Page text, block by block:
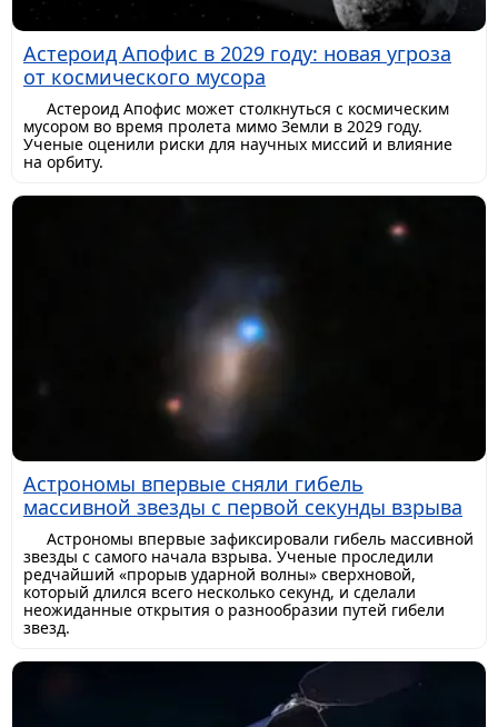
Астероид Апофис в 2029 году: новая угроза
от космического мусора
Астероид Апофис может столкнуться с космическим
мусором во время пролета мимо Земли в 2029 году.
Ученые оценили риски для научных миссий и влияние
на орбиту.
Астрономы впервые сняли гибель
массивной звезды с первой секунды взрыва
Астрономы впервые зафиксировали гибель массивной
звезды с самого начала взрыва. Ученые проследили
редчайший «прорыв ударной волны» сверхновой,
который длился всего несколько секунд, и сделали
неожиданные открытия о разнообразии путей гибели
звезд.